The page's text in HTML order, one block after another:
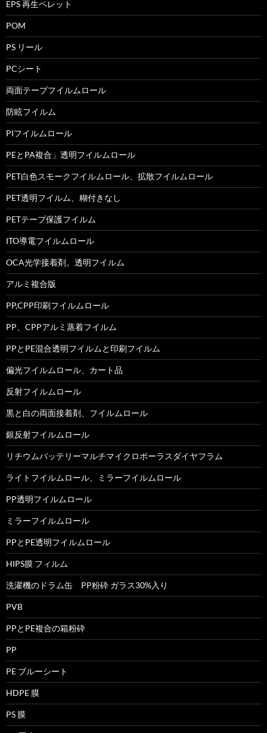
EPS 再生ペレット
POM
PS リール
PCシート
両面テープフイルムロール
防眩フイルム
PIフイルムロール
PEとPA複合」透明フイルムロール
PET白色スモークフイルムロール、拡散フイルムロール
PET透明フイルム、糊付きなし
PETテープ保護フイルム
ITO導電フイルムロール
OCA光学接着剤。透明フイルム
アルミ複合版
PP,CPP印刷フイルムロール
PP、CPPアルミ蒸着フイルム
PPとPE混合透明フイルムと印刷フイルム
偏光フイルムロール、カート品
反射フイルムロール
黒と白の両面接着剤、フイルムロール
銀反射フイルムロール
リチウムバッテリーマルチマイクロポーラスダイヤフラム
ライトフイルムロール、ミラーフイルムロール
PP透明フイルムロール
ミラーフイルムロール
PPとPE透明フイルムロール
HIPS膜 フィルム
洗濯機のドラム缶 PP粉砕 ガラス30%入り
PVB
PPとPE複合の箱粉砕
PP
PE ブルーシート
HDPE 膜
PS 膜